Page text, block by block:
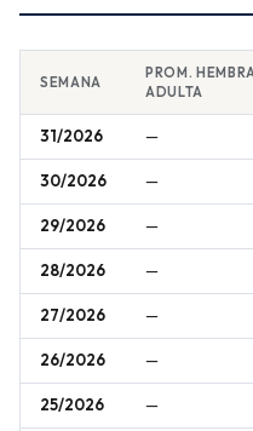
SEMANA
PROM. HEMBRA
ADULTA
31/2026 —
30/2026 —
29/2026 —
28/2026 —
27/2026 —
26/2026 —
25/2026 —